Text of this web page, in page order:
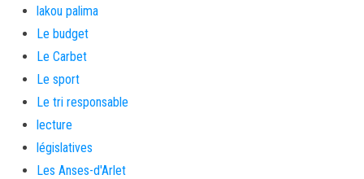
lakou palima
Le budget
Le Carbet
Le sport
Le tri responsable
lecture
législatives
Les Anses-d'Arlet